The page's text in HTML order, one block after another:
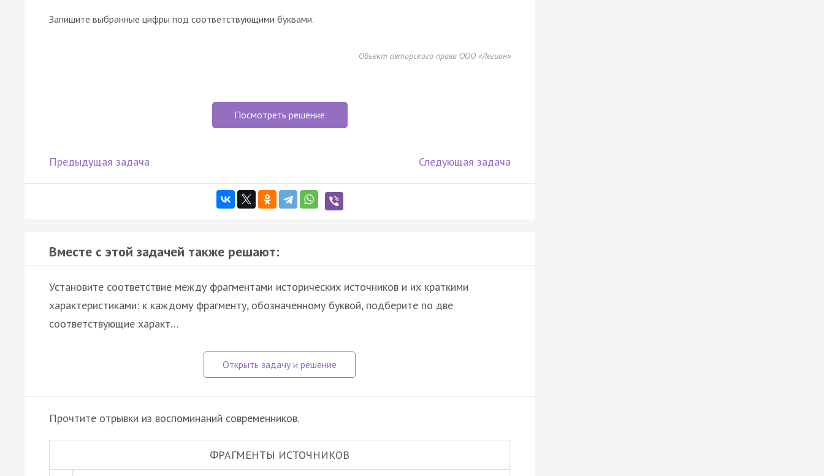
Запишите выбранные цифры под соответствующими буквами.
Объект авторского права ООО «Легион»
Посмотреть решение
Предыдущая задача Следующая задача
Вместе с этой задачей также решают:
Установите соответствие между фрагментами исторических источников и их краткими
характеристиками: к каждому фрагменту, обозначенному буквой, подберите по две
соответствующие характ…
Прочтите отрывки из воспоминаний современников.
ФРАГМЕНТЫ ИСТОЧНИКОВ